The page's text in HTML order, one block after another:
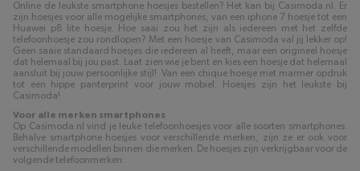
Online de leukste smartphone hoesjes bestellen? Het kan bij Casimoda.nl. Er
zijn hoesjes voor alle mogelijke smartphones, van een iphone 7 hoesje tot een
Huawei p8 lite hoesje. Hoe saai zou het zijn als iedereen met het zelfde
telefoonhoesje zou rondlopen? Met een hoesje van Casimoda val jij lekker op!
Geen saaie standaard hoesjes die iedereen al heeft, maar een origineel hoesje
dat helemaal bij jou past. Laat zien wie je bent en kies een hoesje dat helemaal
aansluit bij jouw persoonlijke stijl! Van een chique hoesje met marmer opdruk
tot een hippe panterprint voor jouw mobiel. Hoesjes zijn het leukste bij
Casimoda!
Voor alle merken smartphones
Op Casimoda.nl vind je leuke telefoonhoesjes voor alle soorten smartphones.
Behalve smartphone hoesjes voor verschillende merken, zijn ze er ook voor
verschillende modellen binnen die merken. De hoesjes zijn verkrijgbaar voor de
volgende telefoonmerken: